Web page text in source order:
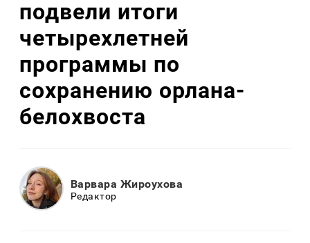
подвели итоги
четырехлетней
программы по
сохранению орлана-
белохвоста
Варвара Жироухова
Редактор